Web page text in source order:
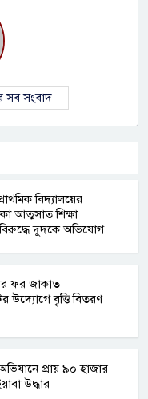
সংবাদ
বিদ্যালয়ের
আত্মসাত শিক্ষা
বিরুদ্ধে দুদকে অভিযোগ
ফর জাকাত
উদ্যোগে বৃত্তি বিতরণ
প্রায় ৯০ হাজার
উদ্ধার